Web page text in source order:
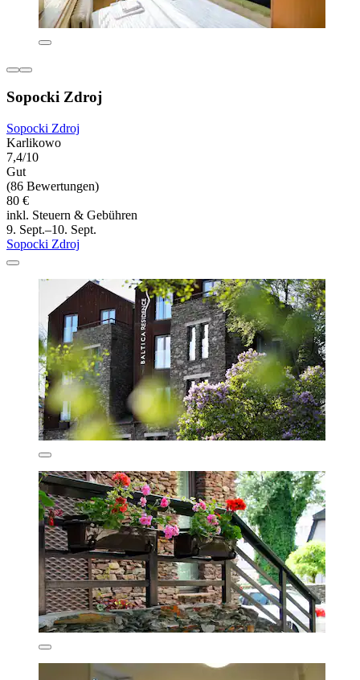
Sopocki Zdroj
Sopocki Zdroj
Karlikowo
7,4/10
Gut
(86 Bewertungen)
80 €
inkl. Steuern & Gebühren
9. Sept.–10. Sept.
Sopocki Zdroj